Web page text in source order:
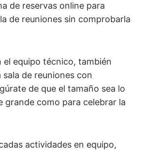
de reservas online para
de reuniones sin comprobarla
el equipo técnico, también
sala de reuniones con
de que el tamaño sea lo
grande como para celebrar la
actividades en equipo,